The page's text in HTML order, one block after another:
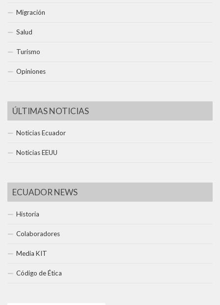
Migración
Salud
Turismo
Opiniones
ÚLTIMAS NOTICIAS
Noticias Ecuador
Noticias EEUU
ECUADOR NEWS
Historia
Colaboradores
Media KIT
Código de Ética